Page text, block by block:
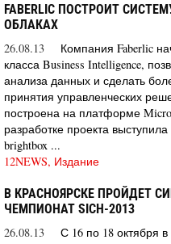
FABERLIC ПОСТРОИТ
ОБЛАКАХ
26.08.13
Компания Faberlic
класса Business Intelligence,
анализа данных и сделать
принятия управленческих
построена на платформе
разработке проекта
brightbox ...
12NEWS, Издание
В КРАСНОЯРСКЕ ПРОЙДЕТ
ЧЕМПИОНАТ SICH-2013
26.08.13
С 16 по 18 октября